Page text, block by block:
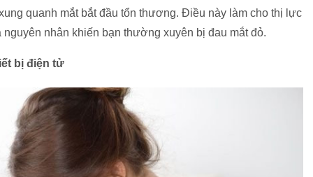
quanh mắt bắt đầu tổn thương. Điều này làm cho thị lực
nhân khiến bạn thường xuyên bị đau mắt đỏ.
bị điện tử